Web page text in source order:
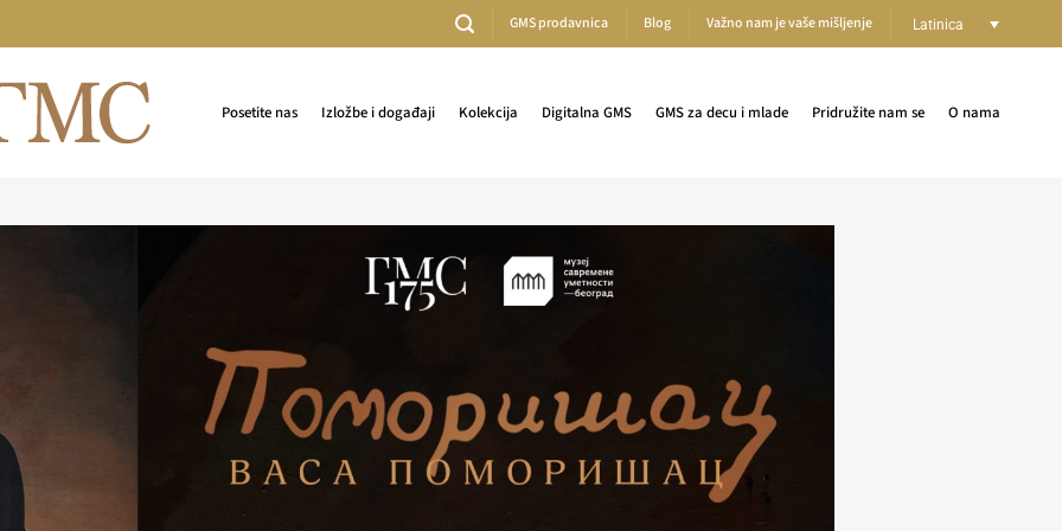
GMS prodavnica Blog Važno nam je vaše mišljenje Latinica
Posetite nas Izložbe i događaji Kolekcija Digitalna GMS GMS za decu i mlade Pridružite nam se O nama